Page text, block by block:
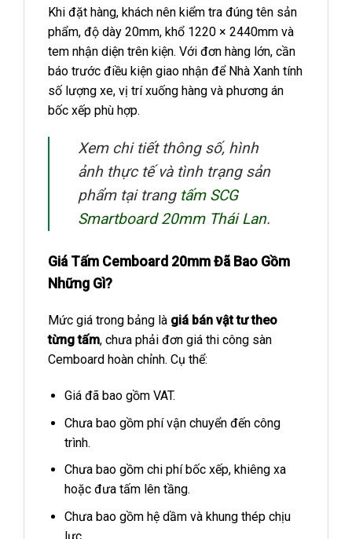
Khi đặt hàng, khách nên kiểm tra đúng tên sản
phẩm, độ dày 20mm, khổ 1220 × 2440mm và
tem nhận diện trên kiện. Với đơn hàng lớn, cần
báo trước điều kiện giao nhận để Nhà Xanh tính
số lượng xe, vị trí xuống hàng và phương án
bốc xếp phù hợp.
Xem chi tiết thông số, hình
ảnh thực tế và tình trạng sản
phẩm tại trang tấm SCG
Smartboard 20mm Thái Lan.
Giá Tấm Cemboard 20mm Đã Bao Gồm
Những Gì?
Mức giá trong bảng là giá bán vật tư theo
từng tấm, chưa phải đơn giá thi công sàn
Cemboard hoàn chỉnh. Cụ thể:
Giá đã bao gồm VAT.
Chưa bao gồm phí vận chuyển đến công
trình.
Chưa bao gồm chi phí bốc xếp, khiêng xa
hoặc đưa tấm lên tầng.
Chưa bao gồm hệ dầm và khung thép chịu